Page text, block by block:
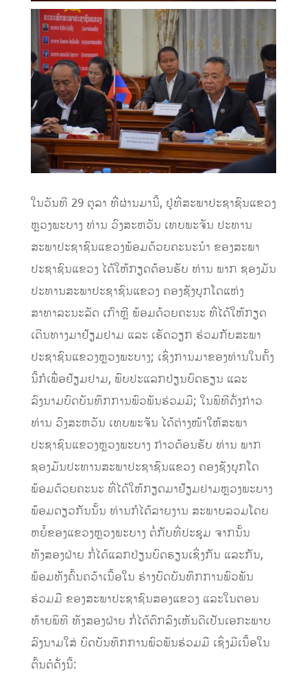
ໃນວັນທີ 29 ຕຸລາ ທີ່ຜ່ານມານີ້, ຢູ່ທີ່ສະພາປະຊາຊົນແຂວງ
ຫຼວງພະບາງ ທ່ານ ວົງສະຫວັນ ເທບພະຈັນ ປະທານ
ສະພາປະຊາຊົນແຂວງພ້ອມດ້ວຍຄະນະນຳ ຂອງສະພາ
ປະຊາຊົນແຂວງ ໄດ້ໃຫ້ກຽດຕ້ອນຮັບ ທ່ານ ພາກ ຊອງມັນ
ປະທານສະພາປະຊາຊົນແຂວງ ຄອງຊັງບຸກໂດແຫ່ງ
ສາທາລະນະລັດ ເກົາຫຼີ ພ້ອມດ້ວຍຄະນະ ທີ່ໄດ້ໃຫ້ກຽດ
ເດີນທາງມາຢ້ຽມຢາມ ແລະ ເຮັດວຽກ ຮ່ວມກັບສະພາ
ປະຊາຊົນແຂວງຫຼວງພະບາງ; ເຊິ່ງການມາຂອງທ່ານໃນຄັ້ງ
ນີ້ກໍເພື່ອຢ້ຽມຢາມ, ພົບປະແລກປ່ຽນບົດຮຽນ ແລະ
ລົງນາມບົດບັນທຶກການພົວພັນຮ່ວມມື; ໃນພິທີດັ່ງກ່າວ
ທ່ານ ວົງສະຫວັນ ເທບພະຈັນ ໄດ້ຕ່າງໜ້າໃຫ້ສະພາ
ປະຊາຊົນແຂວງຫຼວງພະບາງ ກ່າວຕ້ອນຮັບ ທ່ານ ພາກ
ຊອງມັນປະທານສະພາປະຊາຊົນແຂວງ ຄອງຊັງບຸກໂດ
ພ້ອມດ້ວຍຄະນະ ທີ່ໄດ້ໃຫ້ກຽດມາຢ້ຽມຢາມຫຼວງພະບາງ
ພ້ອມດຽວກັນນັ້ນ ທ່ານກໍໄດ້ລາຍງານ ສະພາບລວມໂດຍ
ຫຍໍ້ຂອງແຂວງຫຼວງພະບາງ ຕໍ່ກັບທີ່ປະຊຸມ ຈາກນັ້ນ
ທັງສອງຝ່າຍ ກໍ່ໄດ້ແລກປ່ຽນບົດຮຽນເຊິ່ງກັນ ແລະກັນ,
ພ້ອມທັງຄົ້ນຄວ້າເນື້ອໃນ ຮ່າງບົດບັນທຶກການພົວພັນ
ຮ່ວມມື ຂອງສະພາປະຊາຊົນສອງແຂວງ ແລະໃນຕອນ
ທ້າຍພິທີ ທັງສອງຝ່າຍ ກໍ່ໄດ້ຕົກລົງເຫັນດີເປັນເອກະພາບ
ລົງນາມໃສ່ ບົດບັນທຶກການພົວພັນຮ່ວມມື ເຊິ່ງມີເນື້ອໃນ
ຕົ້ນຕໍດັ່ງນີ້: